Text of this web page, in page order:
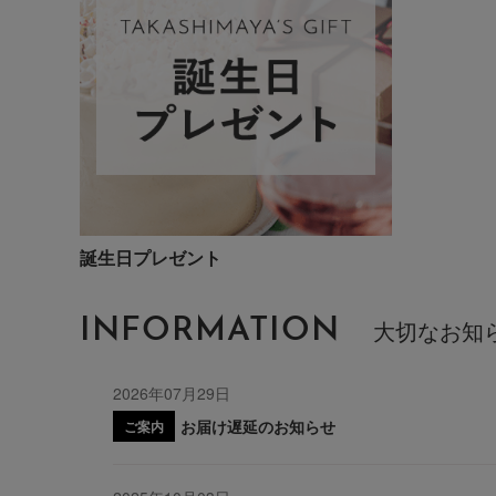
誕生日プレゼント
INFORMATION 大切なお知
2026年07月29日
ご案内 お届け遅延のお知らせ